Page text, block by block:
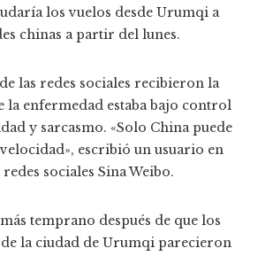
los vuelos desde Urumqi a
chinas a partir del lunes.
las redes sociales recibieron la
la enfermedad estaba bajo control
y sarcasmo. «Solo China puede
escribió un usuario en
sociales Sina Weibo.
temprano después de que los
la ciudad de Urumqi parecieron